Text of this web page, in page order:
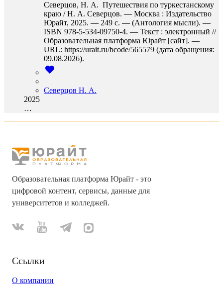
Северцов, Н. А. Путешествия по туркестанскому
краю / Н. А. Северцов. — Москва : Издательство
Юрайт, 2025. — 249 с. — (Антология мысли). —
ISBN 978-5-534-09750-4. — Текст : электронный //
Образовательная платформа Юрайт [сайт]. —
URL: https://urait.ru/bcode/565579 (дата обращения:
09.08.2026).
Северцов Н. А.
2025
…
Образовательная платформа Юрайт - это
цифровой контент, сервисы, данные для
университетов и колледжей.
Ссылки
О компании